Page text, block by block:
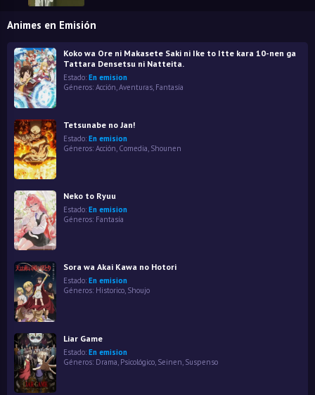
Animes en Emisión
Koko wa Ore ni Makasete Saki ni Ike to Itte kara 10-nen ga
Tattara Densetsu ni Natteita.
Estado: En emision
Géneros: Acción,Aventuras, Fantasía
Tetsunabe no Jan!
Estado: En emision
Géneros: Acción Comedia Shounen
Neko to Ryuu
Estado: En emision
Géneros: Fantasía
Sora wa Akai Kawa no Hotori
Estado: En emision
Géneros: Historico, Shoujo
Liar Game
Estado: En emision
Géneros: Drama Psicológico Seinen Suspenso